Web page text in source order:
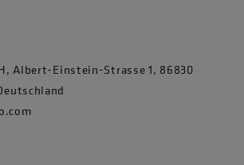
Albert-Einstein-Strasse 1, 86830